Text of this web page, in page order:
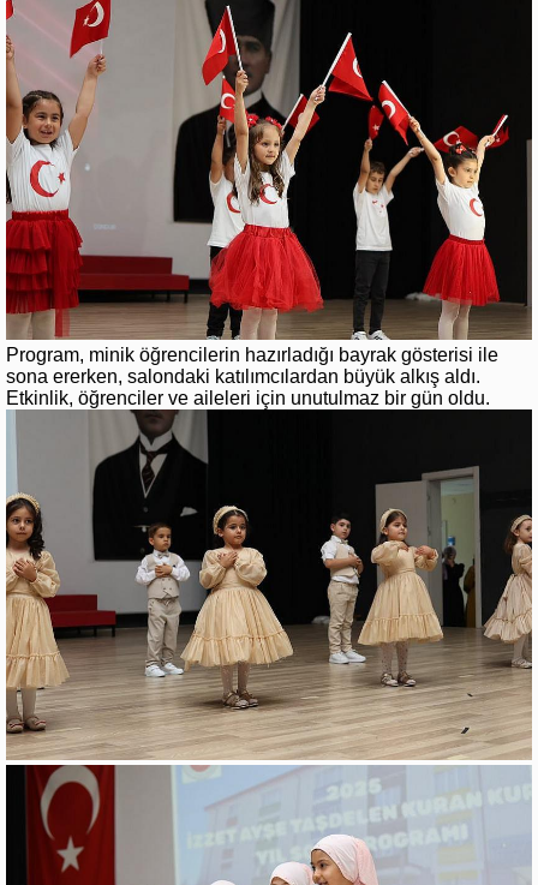
Program, minik öğrencilerin hazırladığı bayrak gösterisi ile
sona ererken, salondaki katılımcılardan büyük alkış aldı.
Etkinlik, öğrenciler ve aileleri için unutulmaz bir gün oldu.